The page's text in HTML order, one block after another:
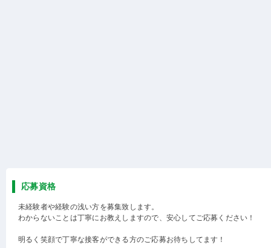
応募資格
未経験者や経験の浅い方を募集致します。
わからないことは丁寧にお教えしますので、安心してご応募ください！
明るく笑顔で丁寧な接客ができる方のご応募お待ちしてます！